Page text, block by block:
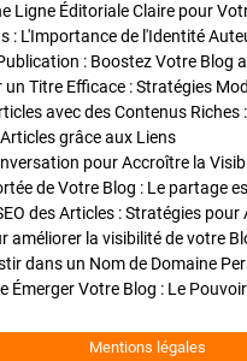
Ligne Éditoriale Claire pour
: L'Importance de l'Identité
un Titre Efficace : Stratégies
grâce aux Liens
pour Accroître la
de Votre Blog : Le partage
Mentions légales